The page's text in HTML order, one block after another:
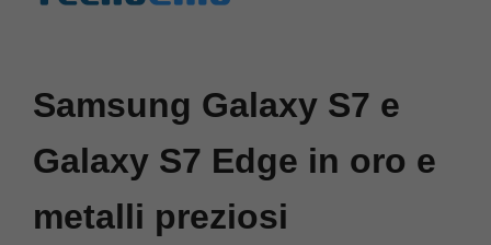
Samsung Galaxy S7 e
Galaxy S7 Edge in oro e
metalli preziosi